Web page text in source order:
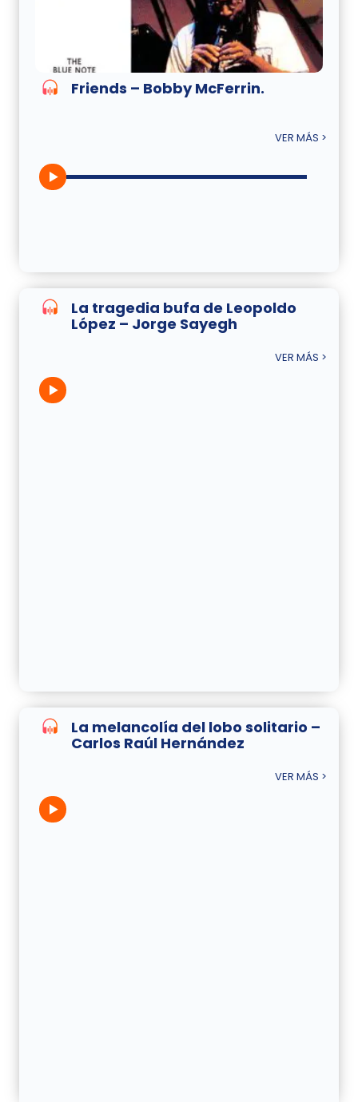
Friends – Bobby McFerrin.
VER MÁS >
La tragedia bufa de Leopoldo
López – Jorge Sayegh
VER MÁS >
La melancolía del lobo solitario –
Carlos Raúl Hernández
VER MÁS >